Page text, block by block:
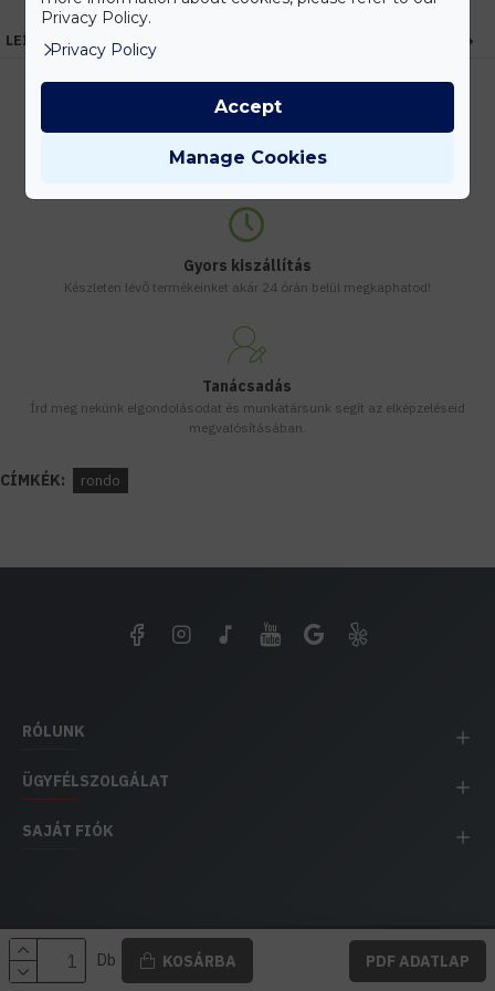
Db KOSÁRBA PDF ADATLAP
LEÍRÁS
Vásárolj nagyobb mennyiségben és megadjuk a legjobb gyártói árakat.
Gyors kiszállítás
Készleten lévő termékeinket akár 24 órán belül megkaphatod!
Tanácsadás
Írd meg nekünk elgondolásodat és munkatársunk segít az elképzeléseid
megvalósításában.
CÍMKÉK: rondo
RÓLUNK
ÜGYFÉLSZOLGÁLAT
SAJÁT FIÓK
EH IMPEX / Copyright © 1991-2025 Energia Háza
Privacy Policy.
Privacy Policy
Manage Cookies
Accept